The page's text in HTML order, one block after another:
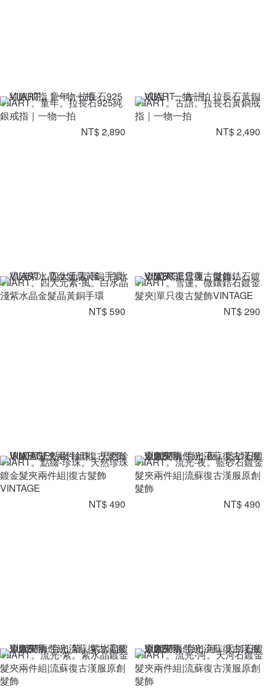
VIIART。童年。拉長石925純
銀戒指｜一物一拍
NT$ 2,890
VIIART。古語。拉長石黃銅戒
指｜一物一拍
NT$ 2,490
VIIART。四大元素-風。白水晶
淺紫水晶金髮晶黃銅手環
NT$ 590
VIIART。雪蓮。微鑲鋯石鍍金
髮夾|單只復古髮飾VINTAGE
NT$ 290
VIIART。點綴-珍珠。天然珍珠
鍍金髮夾兩件組|復古髮飾
VINTAGE
NT$ 490
VIIART。流光-夜。藍砂石鍍金
髮夾兩件組|流蘇復古漢服原創
髮飾
NT$ 490
VIIART。流光-紫。紫水晶鍍金
髮夾兩件組|流蘇復古漢服原創
髮飾
VIIART。流光-河。天河石鍍金
髮夾兩件組|流蘇復古漢服原創
髮飾